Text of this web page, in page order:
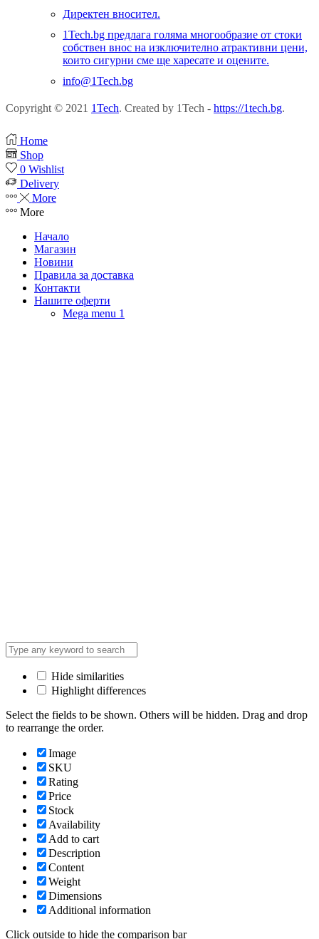
Директен вносител.
1Tech.bg предлага голяма многообразие от стоки
собствен внос на изключително атрактивни цени,
които сигурни сме ще харесате и оцените.
info@1Tech.bg
Copyright © 2021 1Tech. Created by 1Tech - https://1tech.bg.
Home
Shop
0 Wishlist
Delivery
More
More
Начало
Магазин
Новини
Правила за доставка
Контакти
Нашите оферти
Mega menu 1
Hide similarities
Highlight differences
Select the fields to be shown. Others will be hidden. Drag and drop
to rearrange the order.
Image
SKU
Rating
Price
Stock
Availability
Add to cart
Description
Content
Weight
Dimensions
Additional information
Click outside to hide the comparison bar